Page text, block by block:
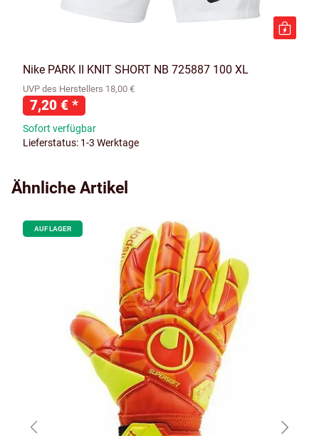
Nike PARK II KNIT SHORT NB 725887 100 XL
UVP des Herstellers 18,00 €
7,20 € *
Sofort verfügbar
Lieferstatus: 1-3 Werktage
Ähnliche Artikel
AUF LAGER